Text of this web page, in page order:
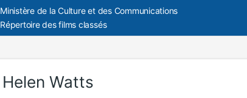
Ministère de la Culture et des Communications
Répertoire des films classés
Helen Watts